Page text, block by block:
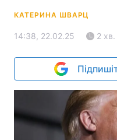
КАТЕРИНА ШВАРЦ
14:38, 22.02.25 2 хв.